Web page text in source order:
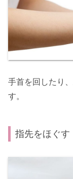
手首を回したり
す。
指先をほぐす